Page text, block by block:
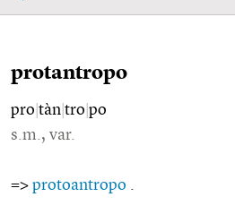
protantropo
pro tàn tro po
s.m., var.
=> protoantropo